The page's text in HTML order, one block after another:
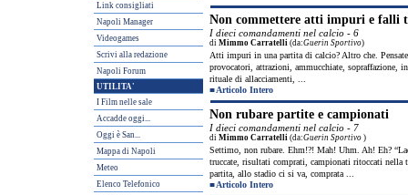
Link consigliati
Napoli Manager
Videogames
Scrivi alla redazione
Napoli Forum
UTILITA'
I Film nelle sale
Accadde oggi...
Oggi è San...
Mappa di Napoli
Meteo
Elenco Telefonico
Non commettere atti impuri e falli
I dieci comandamenti nel calcio - 6
di Mimmo Carratelli (da:Guerin Sportivo)
Atti impuri in una partita di calcio? Altro che.
provocatori, attrazioni, ammucchiate, sopraffazione,
rituale di allacciamenti, ...
■ Articolo Intero
Non rubare partite e campionati
I dieci comandamenti nel calcio - 7
di Mimmo Carratelli (da:Guerin Sportivo )
Settimo, non rubare. Ehm!?! Mah! Uhm. Ah! Eh?
truccate, risultati comprati, campionati ritoccati nella
partita, allo stadio ci si va, comprata ...
■ Articolo Intero